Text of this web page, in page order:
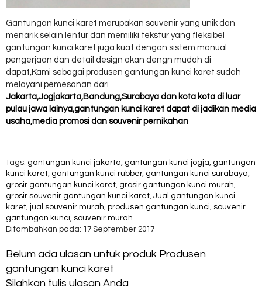
Gantungan kunci karet merupakan souvenir yang unik dan
menarik selain lentur dan memiliki tekstur yang fleksibel
gantungan kunci karet juga kuat dengan sistem manual
pengerjaan dan detail design akan dengn mudah di
dapat,Kami sebagai produsen gantungan kunci karet sudah
melayani pemesanan dari
Jakarta,Jogjakarta,Bandung,Surabaya dan kota kota di luar
pulau jawa lainya,gantungan kunci karet dapat di jadikan media
usaha,media promosi dan souvenir pernikahan
Tags: gantungan kunci jakarta gantungan kunci jogja gantungan
kunci karet gantungan kunci rubber, gantungan kunci surabaya
grosir gantungan kunci karet grosir gantungan kunci murah
grosir souvenir gantungan kunci karet Jual gantungan kunci
karet jual souvenir murah produsen gantungan kunci souvenir
gantungan kunci souvenir murah
Ditambahkan pada: 17 September 2017
Belum ada ulasan untuk produk Produsen
gantungan kunci karet
Silahkan tulis ulasan Anda